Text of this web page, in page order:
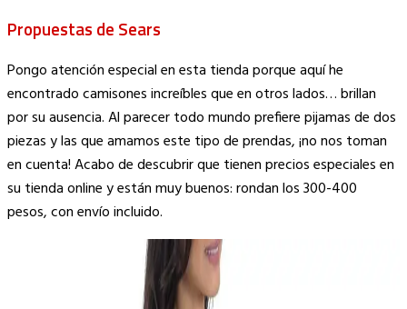
Propuestas de Sears
Pongo atención especial en esta tienda porque aquí he
encontrado camisones increíbles que en otros lados… brillan
por su ausencia. Al parecer todo mundo prefiere pijamas de dos
piezas y las que amamos este tipo de prendas, ¡no nos toman
en cuenta! Acabo de descubrir que tienen precios especiales en
su tienda online y están muy buenos: rondan los 300-400
pesos, con envío incluido.